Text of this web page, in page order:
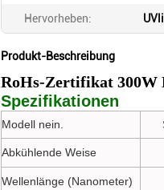
Hervorheben:
Produkt-Beschreibung
RoHs-Zertifikat
Spezifikationen
Modell nein.
Abkühlende Weise
Wellenlänge (Nanometer)